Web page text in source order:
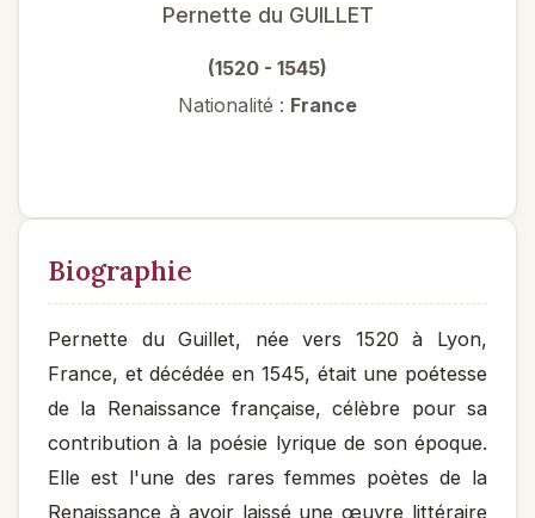
Pernette du GUILLET
(1520 - 1545)
Nationalité : France
Biographie
Pernette du Guillet, née vers 1520 à Lyon,
France, et décédée en 1545, était une poétesse
de la Renaissance française, célèbre pour sa
contribution à la poésie lyrique de son époque.
Elle est l'une des rares femmes poètes de la
Renaissance à avoir laissé une œuvre littéraire